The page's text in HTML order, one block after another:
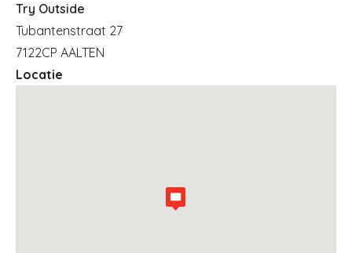
Try Outside
Tubantenstraat 27
7122CP AALTEN
Locatie